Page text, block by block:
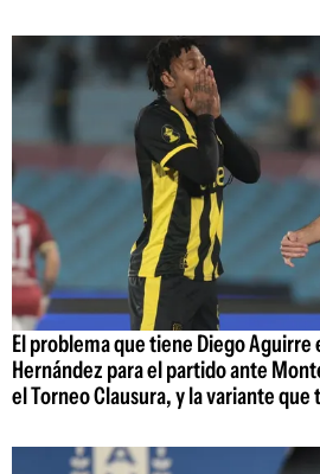
El problema que tiene Diego Aguirre
Hernández para el partido ante
el Torneo Clausura, y la variante